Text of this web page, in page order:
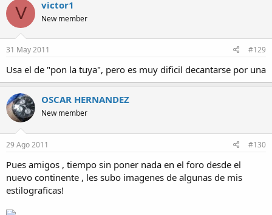
V victor1
New member
31 May 2011 #129
Usa el de "pon la tuya", pero es muy dificil decantarse por una
OSCAR HERNANDEZ
New member
29 Ago 2011 #130
Pues amigos , tiempo sin poner nada en el foro desde el
nuevo continente , les subo imagenes de algunas de mis
estilograficas!